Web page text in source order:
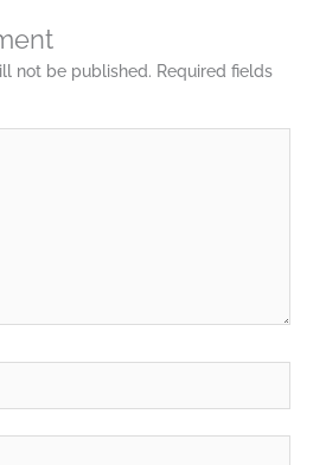
not be published. Required fields